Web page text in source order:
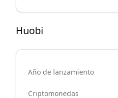
Huobi
Año de lanzamiento
Criptomonedas